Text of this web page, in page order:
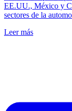
EE.UU., México y
sectores de la
Leer más